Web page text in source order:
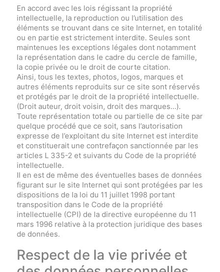
En accord avec les lois régissant la propriété
intellectuelle, la reproduction ou l’utilisation des
éléments se trouvant dans ce site Internet, en totalité
ou en partie est strictement interdite. Seules sont
maintenues les exceptions légales dont notamment
la représentation dans le cadre du cercle de famille,
la copie privée ou le droit de courte citation.
Ainsi, tous les textes, photos, logos, marques et
autres éléments reproduits sur ce site sont réservés
et protégés par le droit de la propriété intellectuelle.
(Droit auteur, droit voisin, droit des marques…).
Toute représentation totale ou partielle de ce site par
quelque procédé que ce soit, sans l’autorisation
expresse de l’exploitant du site Internet est interdite
et constituerait une contrefaçon sanctionnée par les
articles L 335-2 et suivants du Code de la propriété
intellectuelle.
Il en est de même des éventuelles bases de données
figurant sur le site Internet qui sont protégées par les
dispositions de la loi du 11 juillet 1998 portant
transposition dans le Code de la propriété
intellectuelle (CPI) de la directive européenne du 11
mars 1996 relative à la protection juridique des bases
de données.
Respect de la vie privée et